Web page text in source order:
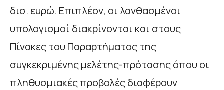
δισ. ευρώ. Επιπλέον, οι λανθασμένοι
υπολογισμοί διακρίνονται και στους
Πίνακες του Παραρτήματος της
συγκεκριμένης μελέτης-πρότασης όπου οι
πληθυσμιακές προβολές διαφέρουν